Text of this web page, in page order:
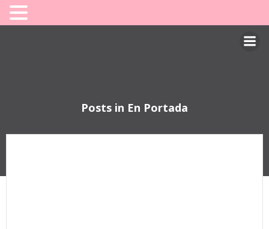
Posts in En Portada